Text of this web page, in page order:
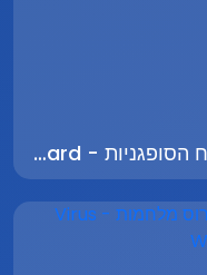
לוח הסופגניות - Donut Board